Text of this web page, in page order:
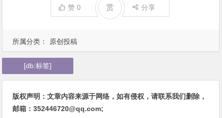
所属分类： 原创投稿
赞0 赏 分享
[db:标签]
版权声明：文章内容来源于网络，如有侵权，请联系我们删除，
邮箱：352446720@qq.com;